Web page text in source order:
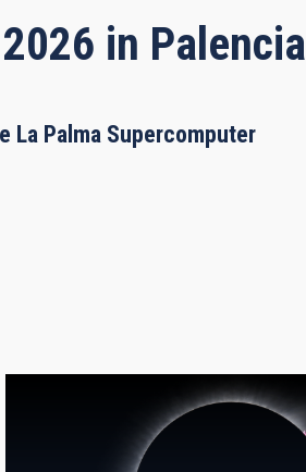
in Palencia
La Palma Supercomputer